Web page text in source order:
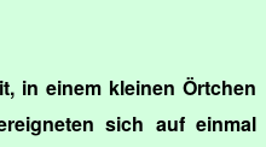
in einem kleinen Örtchen
sich auf einmal